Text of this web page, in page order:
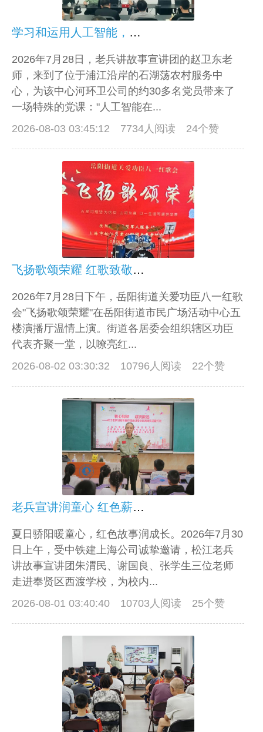
学习和运用人工智能，在新的技术革命面前主动适应！
2026年7月28日，老兵讲故事宣讲团的赵卫东老
师，来到了位于浦江沿岸的石湖荡农村服务中
心，为该中心河环卫公司的约30多名党员带来了
一场特殊的党课："人工智能在...
2026-08-03 03:45:12
7734人阅读 24个赞
飞扬歌颂荣耀 红歌致敬功臣——岳阳街道开展八一红歌会活动
2026年7月28日下午，岳阳街道关爱功臣八一红歌
会"飞扬歌颂荣耀"在岳阳街道市民广场活动中心五
楼演播厅温情上演。街道各居委会组织辖区功臣
代表齐聚一堂，以嘹亮红...
2026-08-02 03:30:32
10796人阅读 22个赞
老兵宣讲润童心 红色薪火代代传
夏日骄阳暖童心，红色故事润成长。2026年7月30
日上午，受中铁建上海公司诚挚邀请，松江老兵
讲故事宣讲团朱渭民、谢国良、张学生三位老师
走进奉贤区西渡学校，为校内...
2026-08-01 03:40:40
10703人阅读 25个赞